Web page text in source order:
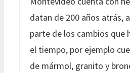
datan de 200 años atrás,
parte de los cambios que
el tiempo, por ejemplo
de mármol, granito y